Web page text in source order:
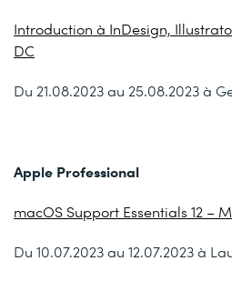
Introduction à InDesign,
DC
Du 21.08.2023 au 25.08.2023 à
Apple Professional
macOS Support Essentials 12 –
Du 10.07.2023 au 12.07.2023 à